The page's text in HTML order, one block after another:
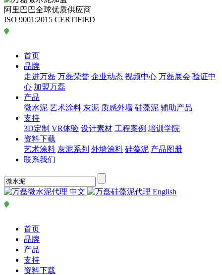
阿里巴巴全球优质供应商
ISO 9001:2015 CERTIFIED
首页
品牌
走进万磊 万磊荣誉 企业动态 视频中心 万磊展会 验证中
心 加盟万磊
产品
微水泥 艺术涂料 灰泥 质感外墙 硅藻泥 辅助产品
支持
3D定制 VR体验 设计素材 工程案例 培训学院
资料下载
艺术涂料 灰泥系列 外墙涂料 硅藻泥 产品图册
联系我们
中文 English
首页
品牌
产品
支持
资料下载